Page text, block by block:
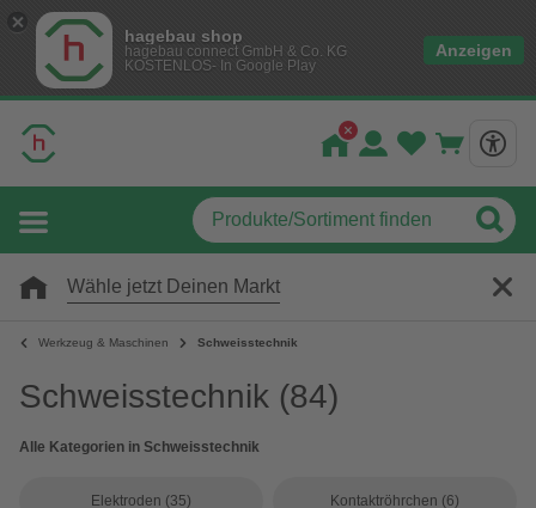
hagebau shop
hagebau connect GmbH & Co. KG
KOSTENLOS- In Google Play
Anzeigen
Wähle jetzt Deinen Markt
Werkzeug & Maschinen Schweisstechnik
Schweisstechnik (84)
Alle Kategorien in Schweisstechnik
Elektroden (35) Kontaktröhrchen (6)